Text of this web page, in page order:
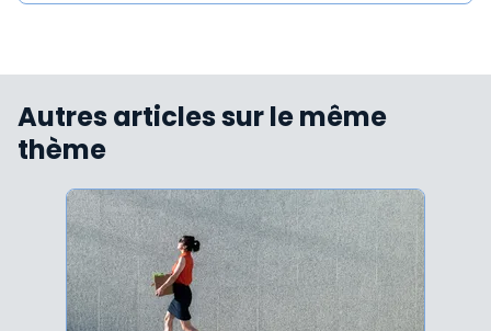
Autres articles sur le même
thème